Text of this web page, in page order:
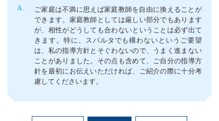
ご家庭は不満に思えば家庭教師を自由に換えることが
できます。家庭教師としては厳しい部分でもあります
が、相性がどうしても合わないということは必ず出て
きます。特に、スパルタでも構わないというご要望
は、私の指導方針とそぐわないので、うまく進まない
ことがありました。その点も含めて、ご自分の指導方
針を最初にお伝えいただければ、ご紹介の際に十分考
慮してくださいます。